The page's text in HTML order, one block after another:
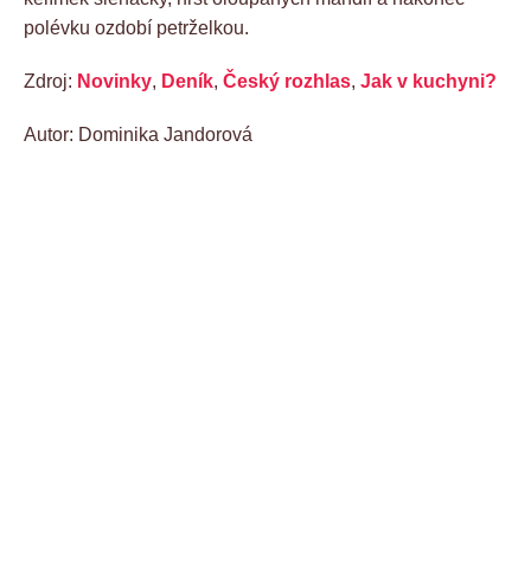
polévku ozdobí petrželkou.
Zdroj: Novinky, Deník, Český rozhlas, Jak v kuchyni?
Autor: Dominika Jandorová